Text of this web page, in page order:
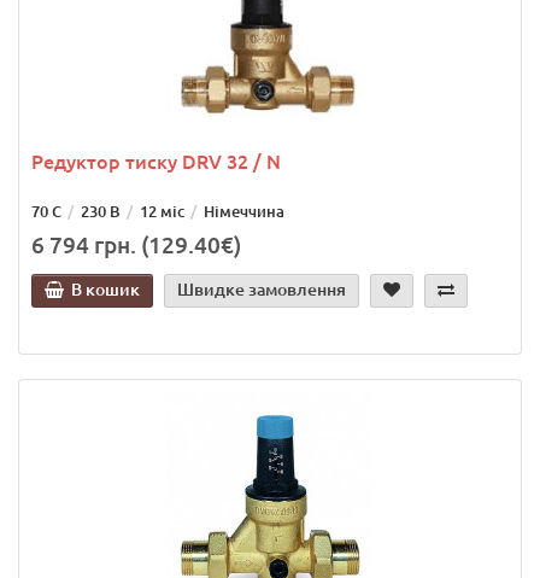
Редуктор тиску DRV 32 / N
70 С 230 В 12 міс Німеччина
6 794 грн. (129.40€)
В кошик Швидке замовлення